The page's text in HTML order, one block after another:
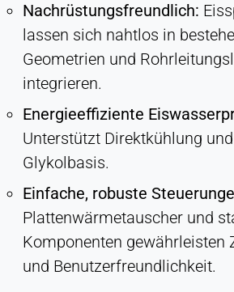
Nachrüstungsfreundlich:
lassen sich nahtlos in
Geometrien und
integrieren.
Energieeffiziente
Unterstützt Direktkühlung
Glykolbasis.
Einfache, robuste
Plattenwärmetauscher und
Komponenten gewährleisten
und Benutzerfreundlichkeit.